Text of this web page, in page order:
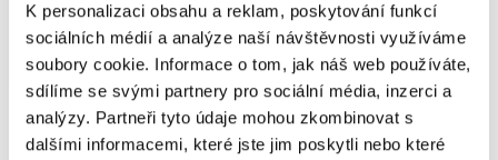
K personalizaci obsahu a reklam, poskytování funkcí
sociálních médií a analýze naší návštěvnosti využíváme
soubory cookie. Informace o tom, jak náš web používáte,
sdílíme se svými partnery pro sociální média, inzerci a
analýzy. Partneři tyto údaje mohou zkombinovat s
dalšími informacemi, které jste jim poskytli nebo které
GIVI DRŽÁK PŘÍDAVNÝCH SVĚTEL
LS4114
SW MOTECH KRYT MOTORU ALU
KAWASAKI VERSYS 650 (15-)